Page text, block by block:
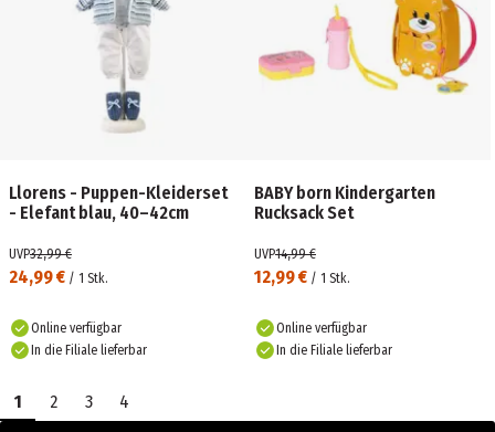
Llorens - Puppen-Kleiderset
- Elefant blau, 40–42cm
24,99 € / 1 Stk.
UVP32,99 €
Online verfügbar
In die Filiale lieferbar
BABY born Kindergarten
Rucksack Set
12,99 € / 1 Stk.
UVP14,99 €
Online verfügbar
In die Filiale lieferbar
1 2 3 4